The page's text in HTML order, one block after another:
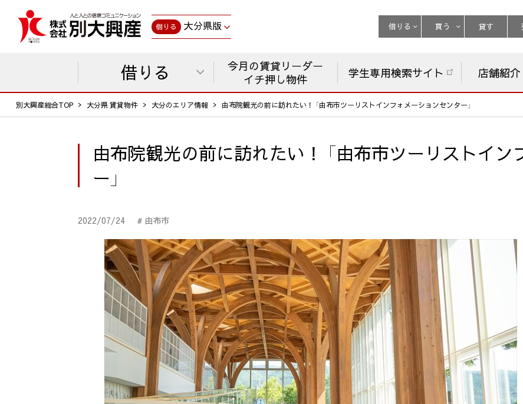
借りる 大分県版 借りる 買う 貸す
借りる
今月の賃貸リーダー
イチ押し物件
学生専用検索サイト 店舗紹介
別大興産総合TOP 大分県 賃貸物件 大分のエリア情報 由布院観光の前に訪れたい！ 「由布市ツーリストインフォメーションセンター」
由布院観光の前に訪れたい！ 「由布市ツーリストイ
ー」
2022/07/24 # 由布市